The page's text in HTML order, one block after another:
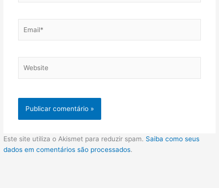
Este site utiliza o Akismet para reduzir spam. Saiba como seus
dados em comentários são processados.